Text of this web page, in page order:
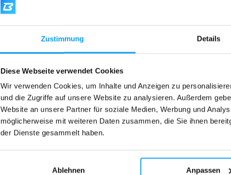
Zustimmung Details
Diese Webseite verwendet Cookies
Wir verwenden Cookies, um Inhalte und Anzeigen zu
und die Zugriffe auf unsere Website zu analysieren. Außerdem
Website an unsere Partner für soziale Medien, Werbung und
möglicherweise mit weiteren Daten zusammen, die Sie ihnen
der Dienste gesammelt haben.
Ablehnen Anpassen
Bequeme und funktionelle
8,29
10,79€
Auf Lager
-24%
4,7